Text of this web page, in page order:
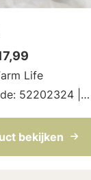
Life
52202324 |
bekijken